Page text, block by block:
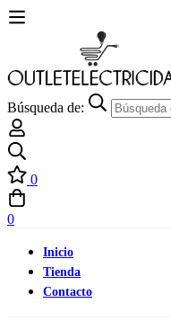
Búsqueda de:
0
0
Inicio
Tienda
Contacto